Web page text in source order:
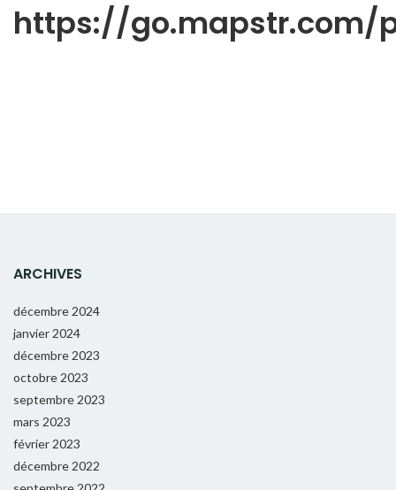
https://go.mapstr.com/
ARCHIVES
décembre 2024
janvier 2024
décembre 2023
octobre 2023
septembre 2023
mars 2023
février 2023
décembre 2022